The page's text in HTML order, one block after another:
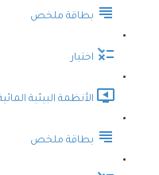
بطاقة ملخص
اختبار
الأنظمة البيئية المائية
بطاقة ملخص